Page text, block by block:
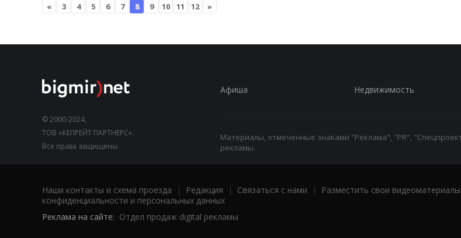
« 3 4 5 6 7 8 9 10 11 12 »
© 2000-2024,
ТОВ «КЕПРЕЙТ ПАРТНЕРС».
Все права защищены.
Афиша Недвижимость
Материалы, отмеченные знаками "Реклама", "PR",
рекламы.
Наши контакты и схема проезда | Редакция | Связаться с нами | Разместить свои видеоматериалы
конфиденциальности и персональных данных
Реклама на сайте: Отдел продаж digital рекламы